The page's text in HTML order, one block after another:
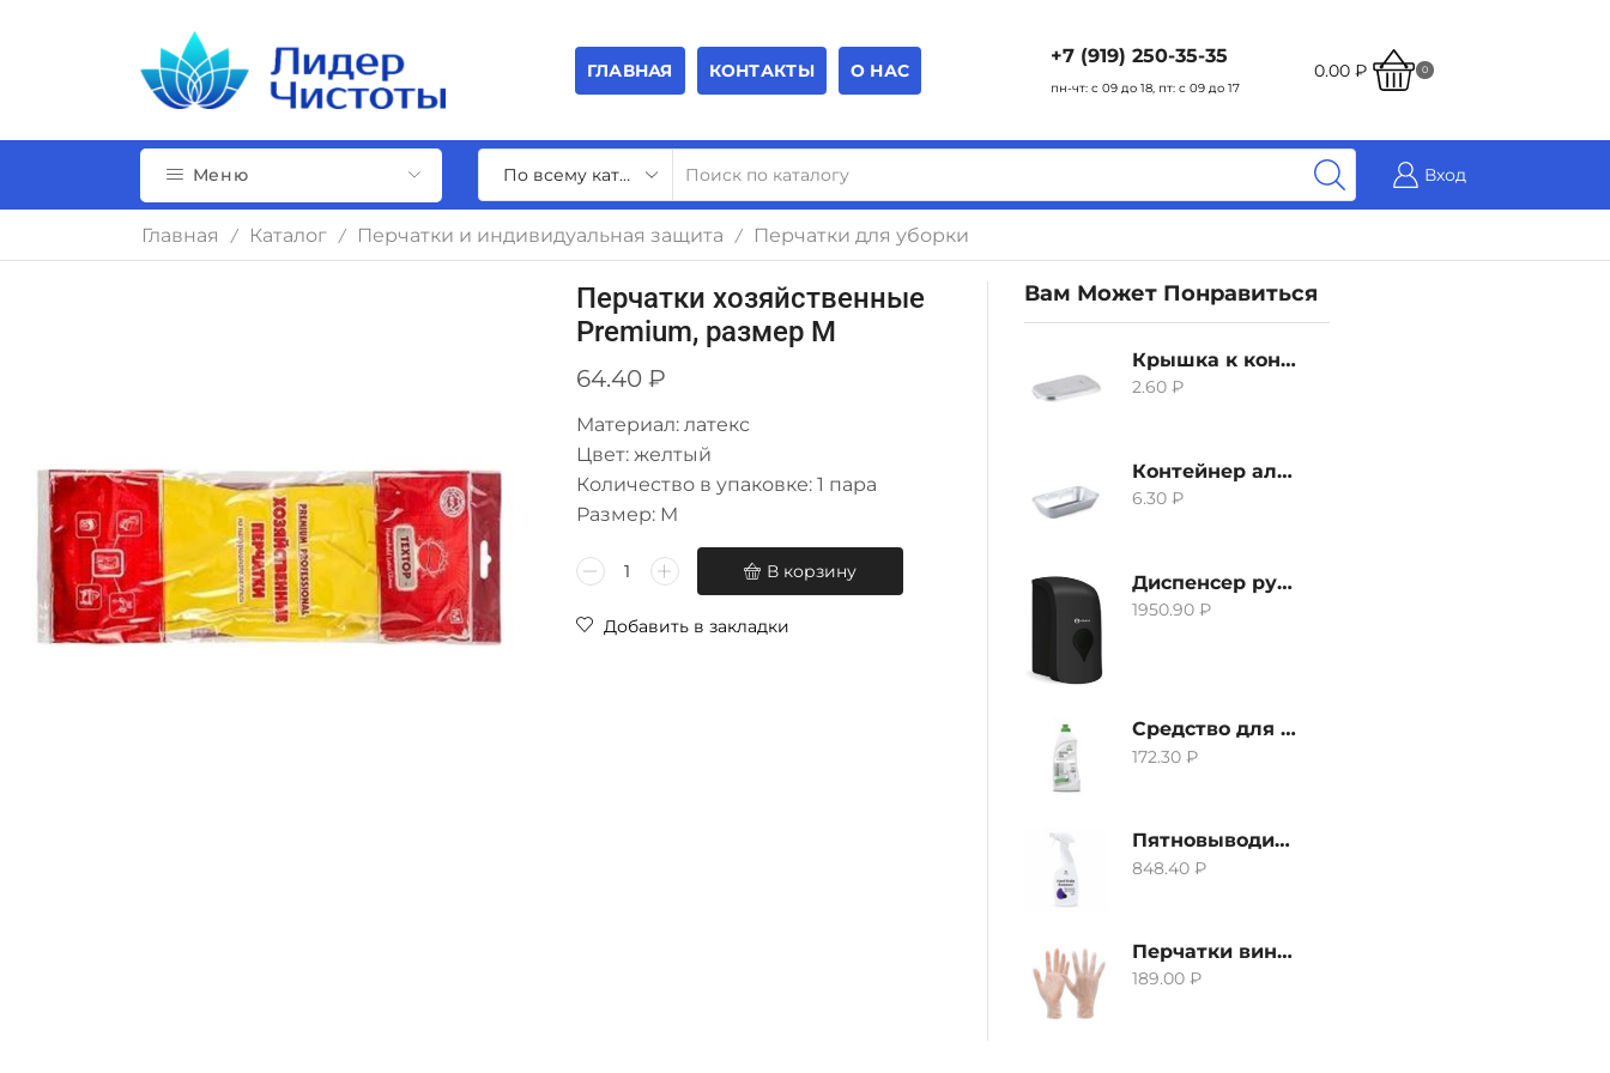
ГЛАВНАЯ КОНТАКТЫ О НАС
+7 (919) 250-35-35
пн-чт: с 09 до 18, пт: с 09 до 17
0.00 ₽ 0
Меню Вход
Главная / Каталог / Перчатки и индивидуальная защита / Перчатки для уборки
Перчатки хозяйственные
Premium, размер M
64.40 ₽
Материал: латекс
Цвет: желтый
Количество в упаковке: 1 пара
Размер: M
В корзину
Добавить в закладки
Вам Может Понравиться
Крышка к контейнеру алюминиевого 380мл
2.60₽
Контейнер алюминиевый 380мл
6.30₽
Диспенсер ручной для жидкого мыла Grass IT-0638, черный
1950.90₽
Средство для удаления извести и ржавчины Grass Gloss-Gel, 500мл
172.30₽
Пятновыводитель Grass Hard Stain Remover, 600мл
848.40₽
Перчатки виниловые неопудренные CTP-BS, размер S
189.00₽